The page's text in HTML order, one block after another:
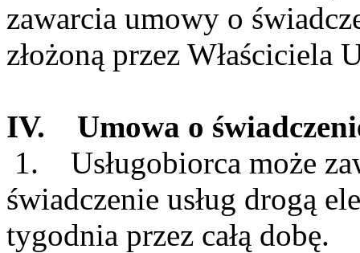
zawarcia umowy o
złożoną przez
IV. Umowa o
1. Usługobiorca może
świadczenie usług drogą
tygodnia przez całą dobę.